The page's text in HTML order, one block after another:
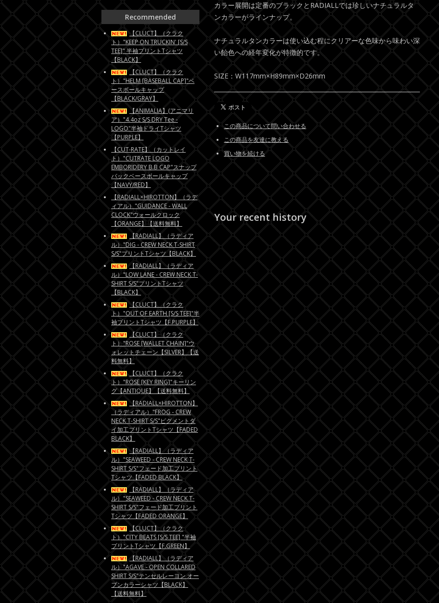
カラー展開は定番のブラックとRADIALLでは珍しいナチュラルタ
ンカラーがラインナップ。
ナチュラルタンカラーは使い込む程にクリアーな色味から味わい深
い飴色への経年変化が特徴的です。
SIZE：W117mm×H89mm×D26mm
この商品について問い合わせる
この商品を友達に教える
買い物を続ける
Your recent history
Recommended
【CLUCT】（クラク
ト）"KEEP ON TRUCKIN' [S/S
TEE]" 半袖プリントTシャツ
【BLACK】
【CLUCT】（クラク
ト）"HELM [BASEBALL CAP]"ベ
ースボールキャップ
【BLACK/GRAY】
【ANIMALIA】(アニマリ
ア）"4.4oz S/S DRY Tee -
LOGO"半袖ドライTシャツ
【PURPLE】
【CUT-RATE】（カットレイ
ト）"CUTRATE LOGO
EMBORIDERY B.B CAP"スナップ
バックベースボールキャップ
【NAVY/RED】
【RADIALL×HIROTTON】（ラデ
ィアル）"GUIDANCE - WALL
CLOCK"ウォールクロック
【ORANGE】【送料無料】
【RADIALL】（ラディア
ル）"DIG - CREW NECK T-SHIRT
S/S"プリントTシャツ【BLACK】
【RADIALL】（ラディア
ル）"LOW LANE - CREW NECK T-
SHIRT S/S"プリントTシャツ
【BLACK】
【CLUCT】（クラク
ト）"OUT OF EARTH [S/S TEE]"半
袖プリントTシャツ【F.PURPLE】
【CLUCT】（クラク
ト）"ROSE [WALLET CHAIN]"ウ
ォレットチェーン【SILVER】【送
料無料】
【CLUCT】（クラク
ト）"ROSE [KEY RING]"キーリン
グ【ANTIQUE】【送料無料】
【RADIALL×HIROTTON】
（ラディアル）"FROG - CREW
NECK T-SHIRT S/S"ピグメントダ
イ加工プリントTシャツ【FADED
BLACK】
【RADIALL】（ラディア
ル）"SEAWEED - CREW NECK T-
SHIRT S/S"フェード加工プリント
Tシャツ【FADED BLACK】
【RADIALL】（ラディア
ル）"SEAWEED - CREW NECK T-
SHIRT S/S"フェード加工プリント
Tシャツ【FADED ORANGE】
【CLUCT】（クラク
ト）"CITY BEATS [S/S TEE] "半袖
プリントTシャツ【F.GREEN】
【RADIALL】（ラディア
ル）"AGAVE - OPEN COLLARED
SHIRT S/S"テンセルレーヨン オー
プンカラーシャツ【BLACK】
【送料無料】